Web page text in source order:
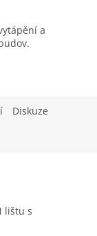
a
Diskuze
lištu s